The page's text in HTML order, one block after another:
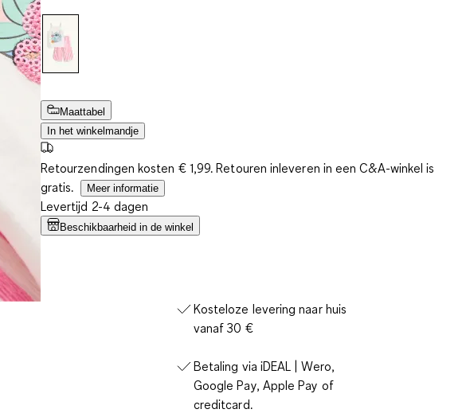
Maattabel
In het winkelmandje
Retourzendingen kosten € 1,99. Retouren inleveren in een C&A-winkel is
gratis.
Meer informatie
Levertijd 2-4 dagen
Beschikbaarheid in de winkel
Kosteloze levering naar huis
vanaf 30 €
Betaling via iDEAL | Wero,
Google Pay, Apple Pay of
creditcard.